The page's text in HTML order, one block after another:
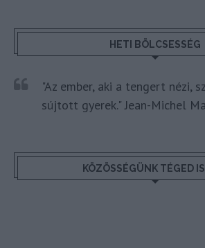
HETI BÖLCSESSÉG
"Az ember, aki a tengert nézi,
sújtott gyerek." Jean-Michel
KÖZÖSSÉGÜNK TÉGED